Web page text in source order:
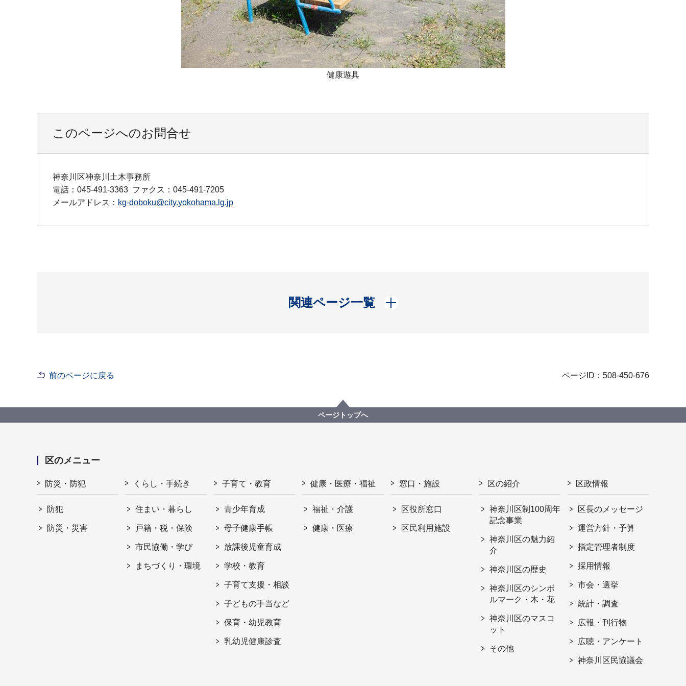
健康遊具
このページへのお問合せ
神奈川区神奈川土木事務所
電話：045-491-3363 ファクス：045-491-7205
メールアドレス： kg-doboku@city.yokohama.lg.jp
関連ページ一覧
開く
前のページに戻る ページID：508-450-676
ページトップへ
区のメニュー
防災・防犯
防犯
防災・災害
くらし・手続き
住まい・暮らし
戸籍・税・保険
市民協働・学び
まちづくり・環境
子育て・教育
青少年育成
母子健康手帳
放課後児童育成
学校・教育
子育て支援・相談
子どもの手当など
保育・幼児教育
乳幼児健康診査
健康・医療・福祉
福祉・介護
健康・医療
窓口・施設
区役所窓口
区民利用施設
区の紹介
神奈川区制100周年
記念事業
神奈川区の魅力紹
介
神奈川区の歴史
神奈川区のシンボ
ルマーク・木・花
神奈川区のマスコ
ット
その他
区政情報
区長のメッセージ
運営方針・予算
指定管理者制度
採用情報
市会・選挙
統計・調査
広報・刊行物
広聴・アンケート
神奈川区民協議会